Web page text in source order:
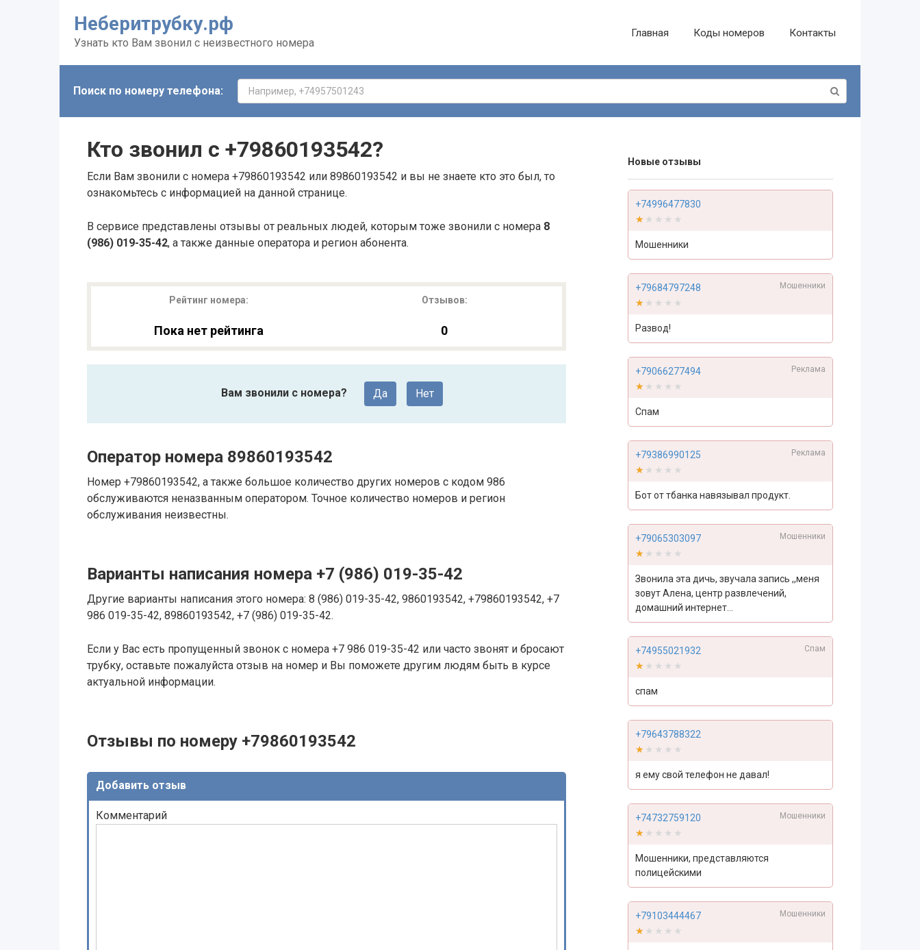
Неберитрубку.рф
Узнать кто Вам звонил с неизвестного номера
Главная Коды номеров Контакты
Поиск по номеру телефона:
Кто звонил с +79860193542?
Если Вам звонили с номера +79860193542 или 89860193542 и вы не знаете кто это был, то
ознакомьтесь с информацией на данной странице.
В сервисе представлены отзывы от реальных людей, которым тоже звонили с номера 8
(986) 019-35-42, а также данные оператора и регион абонента.
Рейтинг номера:
Пока нет рейтинга
Отзывов:
0
Вам звонили с номера? Да Нет
Оператор номера 89860193542
Номер +79860193542, а также большое количество других номеров с кодом 986
обслуживаются неназванным оператором. Точное количество номеров и регион
обслуживания неизвестны.
Варианты написания номера +7 (986) 019-35-42
Другие варианты написания этого номера: 8 (986) 019-35-42, 9860193542, +79860193542, +7
986 019-35-42, 89860193542, +7 (986) 019-35-42.
Если у Вас есть пропущенный звонок с номера +7 986 019-35-42 или часто звонят и бросают
трубку, оставьте пожалуйста отзыв на номер и Вы поможете другим людям быть в курсе
актуальной информации.
Отзывы по номеру +79860193542
Добавить отзыв
Комментарий
Новые отзывы
+74996477830
★★★★★
★★★★★
Мошенники
+79684797248 Мошенники
★★★★★
★★★★★
Развод!
+79066277494 Реклама
★★★★★
★★★★★
Спам
+79386990125 Реклама
★★★★★
★★★★★
Бот от тбанка навязывал продукт.
+79065303097 Мошенники
★★★★★
★★★★★
Звонила эта дичь, звучала запись ,,меня
зовут Алена, центр развлечений,
домашний интернет...
+74955021932 Спам
★★★★★
★★★★★
спам
+79643788322
★★★★★
★★★★★
я ему свой телефон не давал!
+74732759120 Мошенники
★★★★★
★★★★★
Мошенники, представляются
полицейскими
+79103444467 Мошенники
★★★★★
★★★★★